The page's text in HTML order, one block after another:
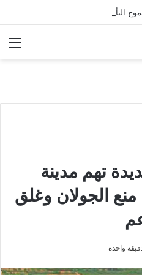
التأهل إلى ثمن النهائي
تهم مدينة
الجولان وغلق
واحدة